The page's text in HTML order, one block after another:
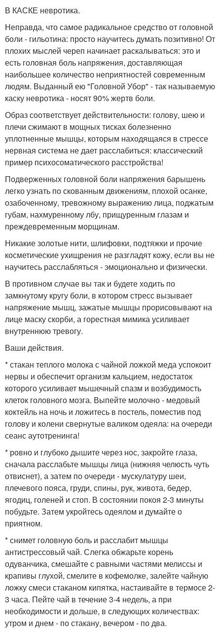
В КАСКЕ невротика.
Неправда, что самое радикальное средство от головной
боли - гильотина: просто научитесь думать позитивно! От
плохих мыслей череп начинает раскалываться: это и
есть головная боль напряжения, доставляющая
наибольшее количество неприятностей современным
людям. Выданный ею "Головной Убор" - так называемую
каску невротика - носят 90% жертв боли.
Образ соответствует действительности: голову, шею и
плечи сжимают в мощных тисках болезненно
уплотненные мышцы, которым находящаяся в стрессе
нервная система не дает расслабиться: классический
пример психосоматического расстройства!
Подверженных головной боли напряжения барышень
легко узнать по скованным движениям, плохой осанке,
озабоченному, тревожному выражению лица, поджатым
губам, нахмуренному лбу, прищуренным глазам и
преждевременным морщинам.
Никакие золотые нити, шлифовки, подтяжки и прочие
косметические ухищрения не разгладят кожу, если вы не
научитесь расслабляться - эмоционально и физически.
В противном случае вы так и будете ходить по
замкнутому кругу боли, в котором стресс вызывает
напряжение мышц, зажатые мышцы прорисовывают на
лице маску скорби, а горестная мимика усиливает
внутреннюю тревогу.
Ваши действия.
* стакан теплого молока с чайной ложкой меда успокоит
нервы и обеспечит организм кальцием, недостаток
которого усиливает мышечный спазм и возбудимость
клеток головного мозга. Выпейте молочно - медовый
коктейль на ночь и ложитесь в постель, поместив под
голову и колени свернутые валиком одеяла: на очереди
сеанс аутотренинга!
* ровно и глубоко дышите через нос, закройте глаза,
сначала расслабьте мышцы лица (нижняя челюсть чуть
отвиснет), а затем по очереди - мускулатуру шеи,
плечевого пояса, груди, спины, рук, живота, бедер,
ягодиц, голеней и стоп. В состоянии покоя 2-3 минуты
побудьте. Затем укройтесь одеялом и думайте о
приятном.
* снимет головную боль и расслабит мышцы
антистрессовый чай. Слегка обжарьте корень
одуванчика, смешайте с равными частями мелиссы и
крапивы глухой, смелите в кофемолке, залейте чайную
ложку смеси стаканом кипятка, настаивайте в термосе 2-
3 часа. Пейте чай в течение 3-4 недель, а при
необходимости и дольше, в следующих количествах:
утром и днем - по стакану, вечером - по два.